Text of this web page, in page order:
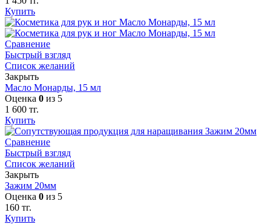
Купить
Сравнение
Быстрый взгляд
Список желаний
Закрыть
Масло Монарды, 15 мл
Оценка 0 из 5
1 600 тг.
Купить
Сравнение
Быстрый взгляд
Список желаний
Закрыть
Зажим 20мм
Оценка 0 из 5
160 тг.
Купить